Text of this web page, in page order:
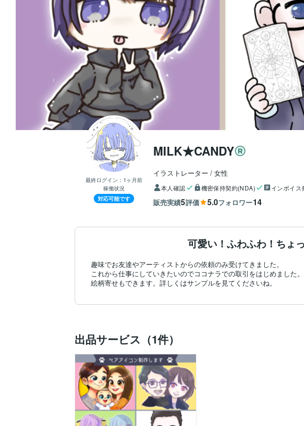
最終ログイン： 1ヶ月前
稼働状況
対応可能です
MILK★CANDY
イラストレーター 女性
本人確認 機密保持契約(NDA) インボイス
販売実績5評価 5.0フォロワー14
可愛い！ふわふわ！ちょ
趣味でお友達やアーティストからの依頼のみ受けてきました。
これから仕事にしていきたいのでココナラでの取引をはじめました。
絵柄寄せもできます。詳しくはサンプルを見てくださいね。
出品サービス（1件）